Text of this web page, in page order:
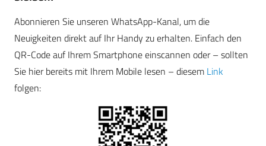
Abonnieren Sie unseren WhatsApp-Kanal, um die
Neuigkeiten direkt auf Ihr Handy zu erhalten. Einfach den
QR-Code auf Ihrem Smartphone einscannen oder – sollten
Sie hier bereits mit Ihrem Mobile lesen – diesem Link
folgen: